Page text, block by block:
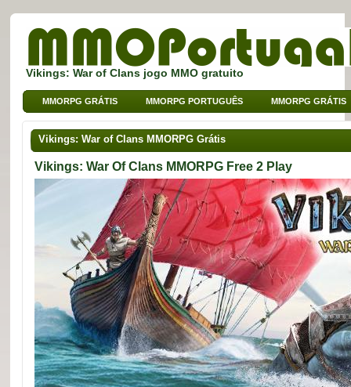
Vikings: War of Clans jogo MMO gratuito
MMORPG GRÁTIS MMORPG PORTUGUÊS MMORPG GRÁTIS
MMO DE BROWSER MMO PARA CRIANÇAS MMO DE SPORT
Vikings: War of Clans MMORPG Grátis
Vikings: War Of Clans MMORPG Free 2 Play